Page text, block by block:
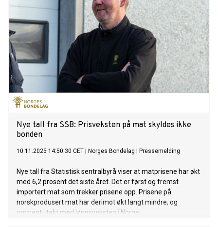
Nye tall fra SSB: Prisveksten på mat skyldes ikke
bonden
10.11.2025 14:50:30 CET Norges Bondelag Pressemelding
Nye tall fra Statistisk sentralbyrå viser at matprisene har økt
med 6,2 prosent det siste året. Det er først og fremst
importert mat som trekker prisene opp. Prisene på
norskprodusert mat har derimot økt langt mindre, og
omtrent i takt med lønnsveksten i Norge.